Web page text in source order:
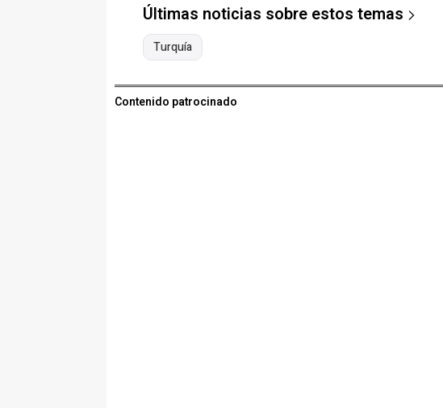
Últimas noticias sobre estos temas
Turquía
Contenido patrocinado